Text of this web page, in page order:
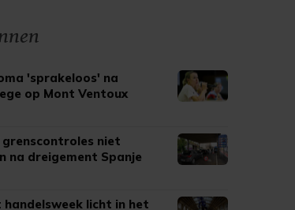
'sprakeloos' na
op Mont Ventoux
niet
na dreigement Spanje
handelsweek licht in het